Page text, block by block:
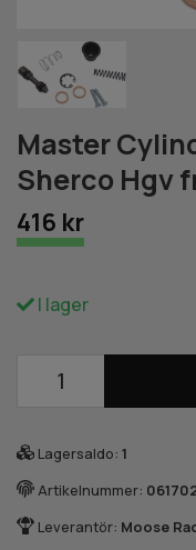
Master
Sherco Hgv
416 kr
I lager
Lagersaldo: 1
Artikelnummer:
Leverantör: Moose